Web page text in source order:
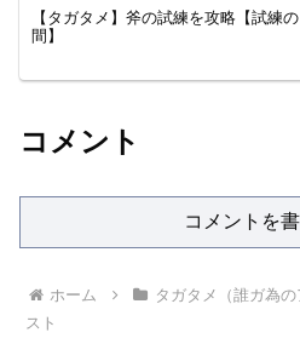
【タガタメ】斧の試練を攻略【試練の
間】
コメント
コメントを
ホーム タガタメ（誰ガ為の
スト